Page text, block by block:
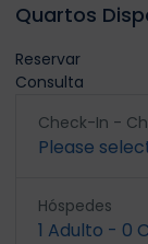
Quartos
Reservar
Consulta
Check-In -
Please
Hóspedes
1 Adulto - 0